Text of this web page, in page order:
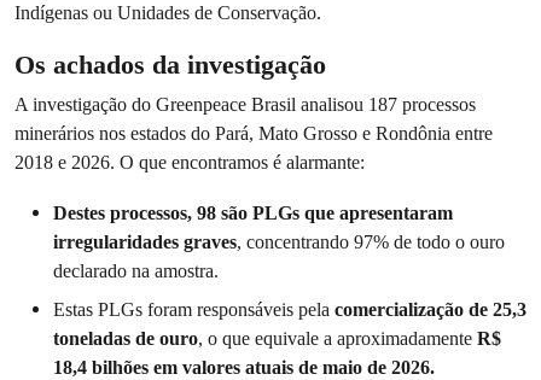
Indígenas ou Unidades de Conservação.
Os achados da investigação
A investigação do Greenpeace Brasil analisou 187 processos
minerários nos estados do Pará, Mato Grosso e Rondônia entre
2018 e 2026. O que encontramos é alarmante:
Destes processos, 98 são PLGs que apresentaram
irregularidades graves, concentrando 97% de todo o ouro
declarado na amostra.
Estas PLGs foram responsáveis pela comercialização de 25,3
toneladas de ouro, o que equivale a aproximadamente R$
18,4 bilhões em valores atuais de maio de 2026.